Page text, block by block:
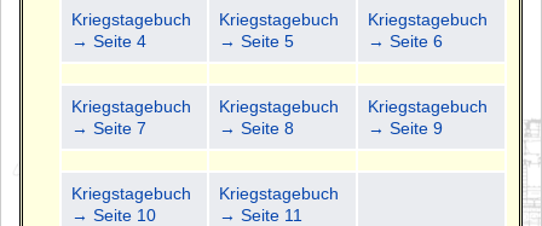
Kriegstagebuch
→ Seite 4
Kriegstagebuch
→ Seite 5
Kriegstagebuch
→ Seite 6
Kriegstagebuch
→ Seite 7
Kriegstagebuch
→ Seite 8
Kriegstagebuch
→ Seite 9
Kriegstagebuch
→ Seite 10
Kriegstagebuch
→ Seite 11